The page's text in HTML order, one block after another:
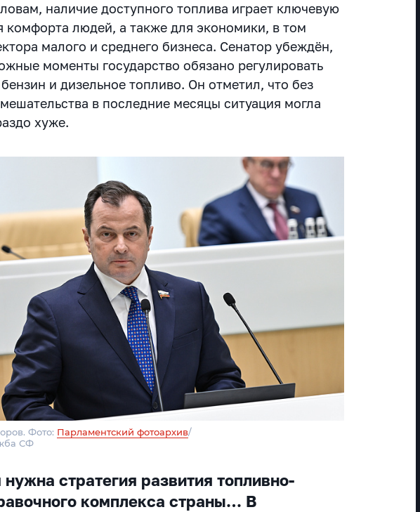
наличие доступного топлива играет ключевую
комфорта людей, а также для экономики, в том
малого и среднего бизнеса. Сенатор убеждён,
моменты государство обязано регулировать
и дизельное топливо. Он отметил, что без
в последние месяцы ситуация могла
хуже.
Фото: Парламентский фотоархив/
СФ
стратегия развития топливно-
комплекса страны… В